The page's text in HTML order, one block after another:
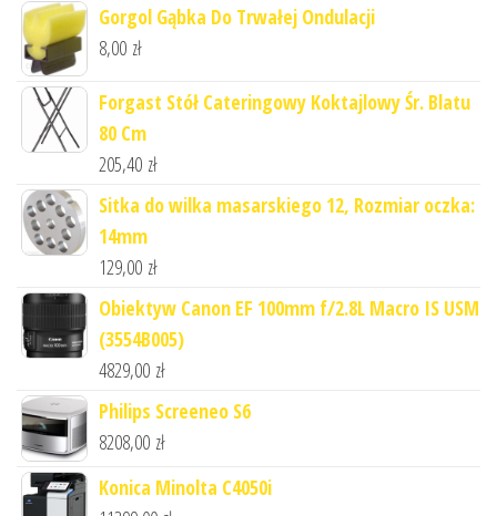
Gorgol Gąbka Do Trwałej Ondulacji
8,00 zł
Forgast Stół Cateringowy Koktajlowy Śr. Blatu
80 Cm
205,40 zł
Sitka do wilka masarskiego 12, Rozmiar oczka:
14mm
129,00 zł
Obiektyw Canon EF 100mm f/2.8L Macro IS USM
(3554B005)
4829,00 zł
Philips Screeneo S6
8208,00 zł
Konica Minolta C4050i